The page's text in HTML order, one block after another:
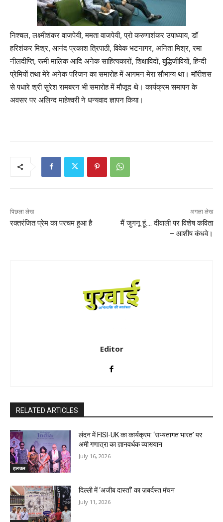
निश्चल, लक्ष्मीशंकर वाजपेयी, ममता वाजपेयी, प्रो करुणाशंकर उपाध्याय, डॉ
हरिशंकर मिश्र, आनंद प्रकाश त्रिपाठी, विवेक भटनागर, अनिता मिश्र, रमा
नीलदीप्ति, रूमी मालिक आदि अनेक साहित्यकारों, शिक्षाविदों, बुद्धिजीवियों, हिन्दी
प्रेमियों तथा मेरे अनेक परिजन का समारोह में आगमन मेरा सौभाग्य था। मॉरीशस
से पधारे श्री सुरेश रामबरन भी समारोह में मौजूद थे। कार्यक्रम समापन के
अवसर पर अलिन्द माहेश्वरी ने धन्यवाद ज्ञापन किया।
पिछला लेख
रक्तरंजित प्रेम का परचम हुआ है
अगला लेख
मैं जुगनू हूं…. दीवाली पर विशेष कविता
– आशीष कंधवे।
Editor
RELATED ARTICLES
हलचल
लंदन में FISI-UK का कार्यक्रम: ‘सभ्यतागत भारत’ पर
अमी गणात्रा का ज्ञानवर्धक व्याख्यान
July 16, 2026
दिल्ली में ‘अजीब दास्ताँ’ का ज़बर्दस्त मंचन
July 11, 2026